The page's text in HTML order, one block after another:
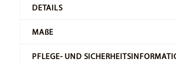
DETAILS
Porzellan
MAßE
PFLEGE- UND